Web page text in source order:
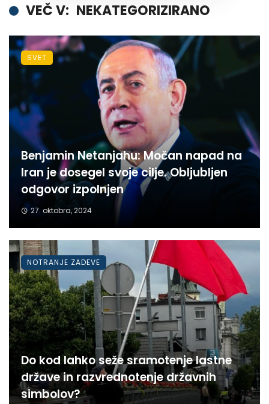
VEČ V: NEKATEGORIZIRANO
Benjamin Netanjahu: Močan napad na
Iran je dosegel svoje cilje. Obljubljen
odgovor izpolnjen
27. oktobra, 2024
SVET
Do kod lahko seže sramotenje lastne
države in razvrednotenje državnih
simbolov?
NOTRANJE ZADEVE